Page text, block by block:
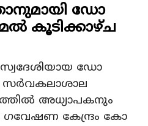
ഡോ
കൂടിക്കാഴ്ച
ഡോ
സര്‍വകലാശാല
അധ്യാപകനും
ഗവേഷണ കേന്ദ്രം കോ